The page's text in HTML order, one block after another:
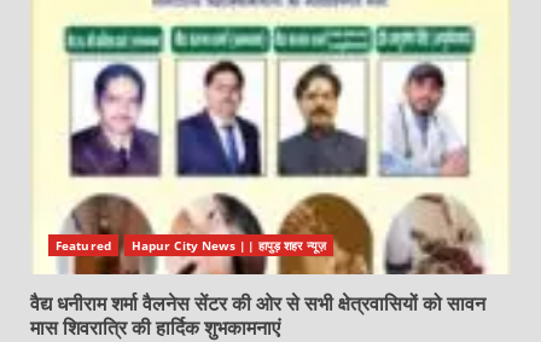
Featured Hapur City News || हापुड़ शहर न्यूज़
वैद्य धनीराम शर्मा वैलनेस सेंटर की ओर से सभी क्षेत्रवासियों को सावन
मास शिवरात्रि की हार्दिक शुभकामनाएं